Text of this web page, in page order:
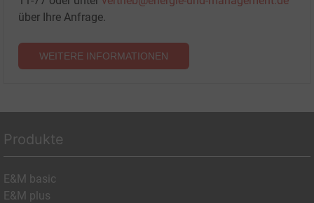
über Ihre Anfrage.
WEITERE INFORMATIONEN
Produkte
E&M basic
E&M plus